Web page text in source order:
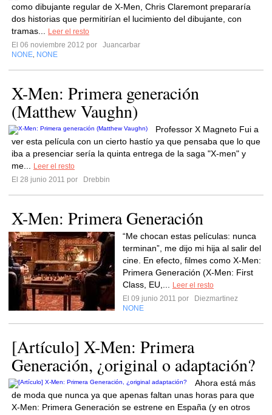
como dibujante regular de X-Men, Chris Claremont prepararía
dos historias que permitirían el lucimiento del dibujante, con
tramas...
Leer el resto
El 06 noviembre 2012 por
Juancarbar
NONE NONE
X-Men: Primera generación
(Matthew Vaughn)
Professor X Magneto Fui a
ver esta película con un cierto hastío ya que pensaba que lo que
iba a presenciar sería la quinta entrega de la saga "X-men" y
me...
Leer el resto
El 28 junio 2011 por
Drebbin
X-Men: Primera Generación
“Me chocan estas películas: nunca
terminan”, me dijo mi hija al salir del
cine. En efecto, filmes como X-Men:
Primera Generación (X-Men: First
Class, EU,...
Leer el resto
El 09 junio 2011 por
Diezmartinez
NONE
[Artículo] X-Men: Primera
Generación, ¿original o adaptación?
Ahora está más
de moda que nunca ya que apenas faltan unas horas para que
X-Men: Primera Generación se estrene en España (y en otros